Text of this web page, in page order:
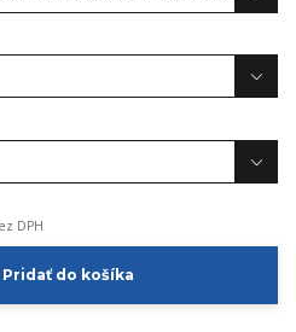
DPH
Pridať do košíka